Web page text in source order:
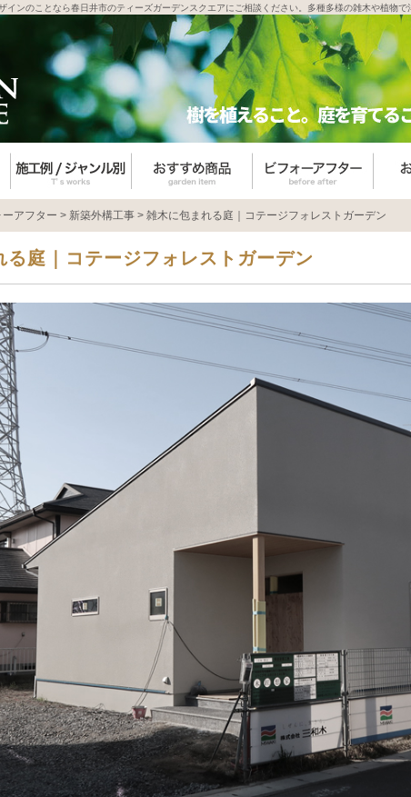
インのことなら春日井市のティーズガーデンスクエアにご相談ください。多種多様の雑木や植物
ーアフター > 新築外構工事 > 雑木に包まれる庭｜コテージフォレストガーデン
る庭｜コテージフォレストガーデン